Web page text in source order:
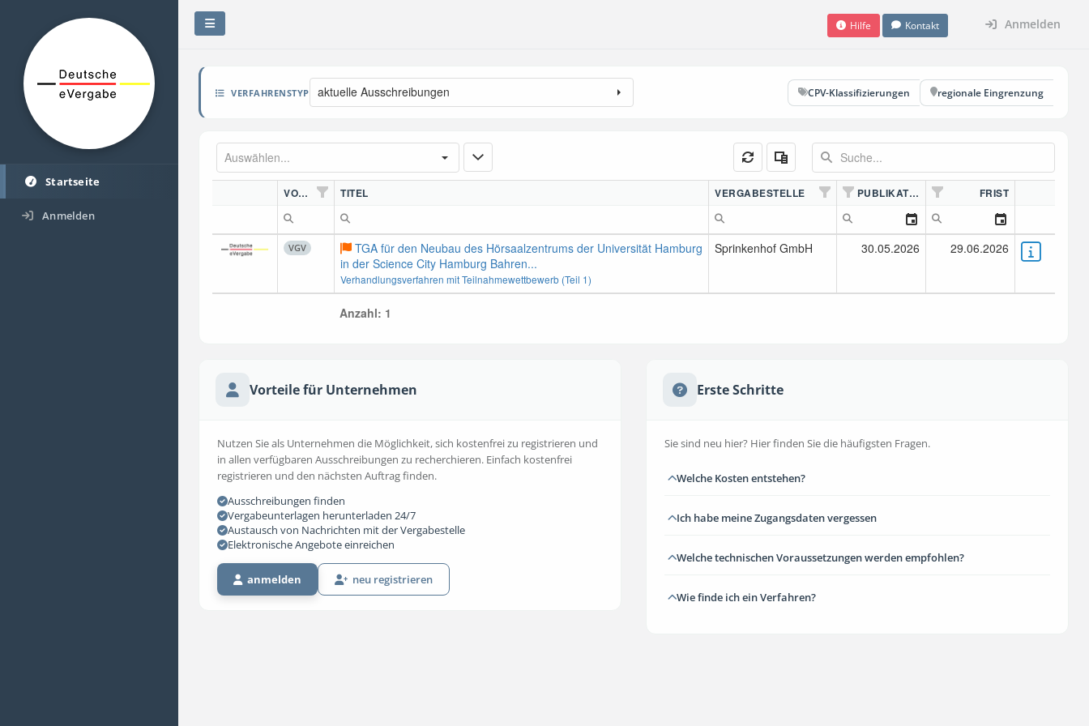
Startseite
Anmelden
Hilfe Kontakt Anmelden
VERFAHRENSTYP aktuelle Ausschreibungen CPV-Klassifizierungen regionale Eingrenzung
VORDN. TITEL VERGABESTELLE PUBLIKATION FRIST
VGV
TGA für den Neubau des Hörsaalzentrums der Universität Hamburg
in der Science City Hamburg Bahren...
Verhandlungsverfahren mit Teilnahmewettbewerb (Teil 1)
Sprinkenhof GmbH 30.05.2026 29.06.2026
Anzahl: 1
Vorteile für Unternehmen
Nutzen Sie als Unternehmen die Möglichkeit, sich kostenfrei zu registrieren und
in allen verfügbaren Ausschreibungen zu recherchieren. Einfach kostenfrei
registrieren und den nächsten Auftrag finden.
Ausschreibungen finden
Vergabeunterlagen herunterladen 24/7
Austausch von Nachrichten mit der Vergabestelle
Elektronische Angebote einreichen
anmelden neu registrieren
Erste Schritte
Sie sind neu hier? Hier finden Sie die häufigsten Fragen.
Welche Kosten entstehen?
Ich habe meine Zugangsdaten vergessen
Welche technischen Voraussetzungen werden empfohlen?
Wie finde ich ein Verfahren?